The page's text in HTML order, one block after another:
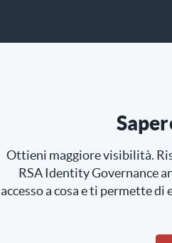
Ottieni maggiore visibilità.
RSA Identity Governance
accesso a cosa e ti permette